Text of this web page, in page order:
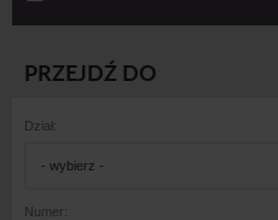
PRZEJDŹ DO
Dział:
- wybierz -
Numer: